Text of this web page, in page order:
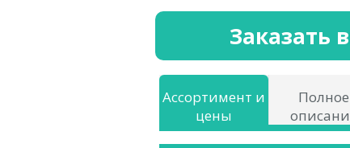
Заказать
Ассортимент и
цены
Полное